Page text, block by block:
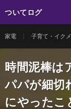
ついてログ
家電 子育て・イク
時間泥棒は
パパが細切
にやったこ